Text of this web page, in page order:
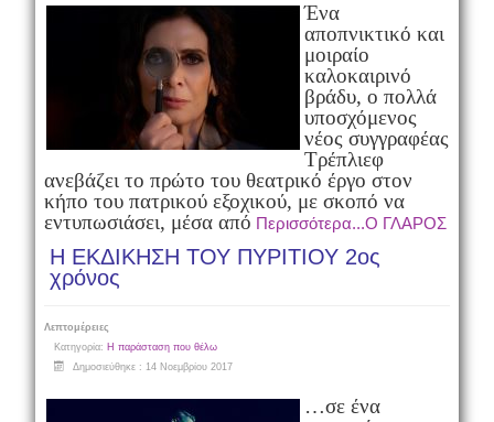
Ένα
αποπνικτικό και
μοιραίο
καλοκαιρινό
βράδυ, ο πολλά
υποσχόμενος
νέος συγγραφέας
Τρέπλιεφ
ανεβάζει το πρώτο του θεατρικό έργο στον
κήπο του πατρικού εξοχικού, με σκοπό να
εντυπωσιάσει, μέσα από Περισσότερα...Ο ΓΛΑΡΟΣ
Η ΕΚΔΙΚΗΣΗ ΤΟΥ ΠΥΡΙΤΙΟΥ 2ος
χρόνος
Λεπτομέρειες
Κατηγορία: Η παράσταση που θέλω
Δημοσιεύθηκε : 14 Νοεμβρίου 2017
…σε ένα